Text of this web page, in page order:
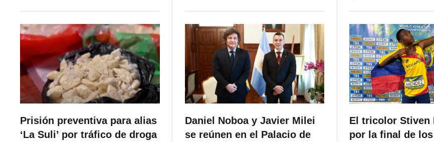
Prisión preventiva para alias
‘La Suli’ por tráfico de droga
Daniel Noboa y Javier Milei
se reúnen en el Palacio de
El tricolor Stiven
por la final de los